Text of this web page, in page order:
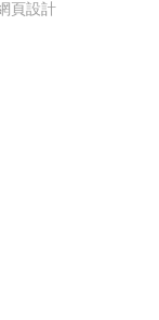
頁設計